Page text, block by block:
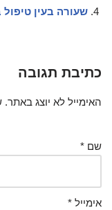
שעורה בעין
כתיבת תגובה
האימייל לא יוצג באתר.
שם *
אימייל *